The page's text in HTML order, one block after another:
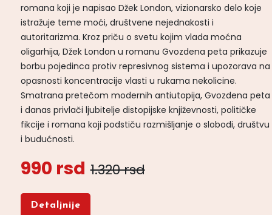
romana koji je napisao Džek London, vizionarsko delo koje
istražuje teme moći, društvene nejednakosti i
autoritarizma. Kroz priču o svetu kojim vlada moćna
oligarhija, Džek London u romanu Gvozdena peta prikazuje
borbu pojedinca protiv represivnog sistema i upozorava na
opasnosti koncentracije vlasti u rukama nekolicine.
Smatrana pretečom modernih antiutopija, Gvozdena peta
i danas privlači ljubitelje distopijske književnosti, političke
fikcije i romana koji podstiču razmišljanje o slobodi, društvu
i budućnosti.
990 rsd 1.320 rsd
Detaljnije